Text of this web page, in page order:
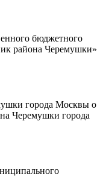
бюджетного
района Черемушки»
города Москвы о
Черемушки города